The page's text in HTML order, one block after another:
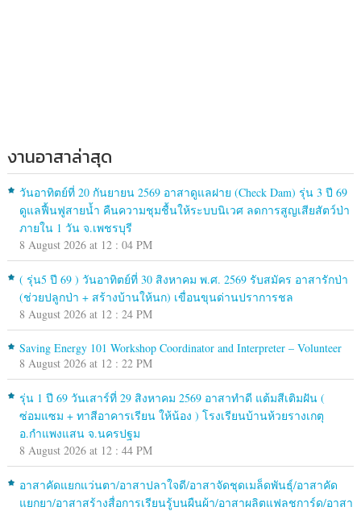
งานอาสาล่าสุด
วันอาทิตย์ที่ 20 กันยายน 2569 อาสาดูแลฝาย (Check Dam) รุ่น 3 ปี 69
ดูแลฟื้นฟูสายน้ำ คืนความชุมชื้นให้ระบบนิเวศ ลดการสูญเสียสัตว์ป่า
ภายใน 1 วัน จ.เพชรบุรี
8 August 2026 at 12 : 04 PM
( รุ่น5 ปี 69 ) วันอาทิตย์ที่ 30 สิงหาคม พ.ศ. 2569 รับสมัคร อาสารักป่า
(ช่วยปลูกป่า + สร้างบ้านให้นก) เขื่อนขุนด่านปราการชล
8 August 2026 at 12 : 24 PM
Saving Energy 101 Workshop Coordinator and Interpreter – Volunteer
8 August 2026 at 12 : 22 PM
รุ่น 1 ปี 69 วันเสาร์ที่ 29 สิงหาคม 2569 อาสาทำดี แต้มสีเติมฝัน (
ซ่อมแซม + ทาสีอาคารเรียน ให้น้อง ) โรงเรียนบ้านห้วยรางเกตุ
อ.กำแพงแสน จ.นครปฐม
8 August 2026 at 12 : 44 PM
อาสาคัดแยกแว่นตา/อาสาปลาใจดี/อาสาจัดชุดเมล็ดพันธุ์/อาสาคัด
แยกยา/อาสาสร้างสื่อการเรียนรู้บนผืนผ้า/อาสาผลิตแฟลชการ์ด/อาสา